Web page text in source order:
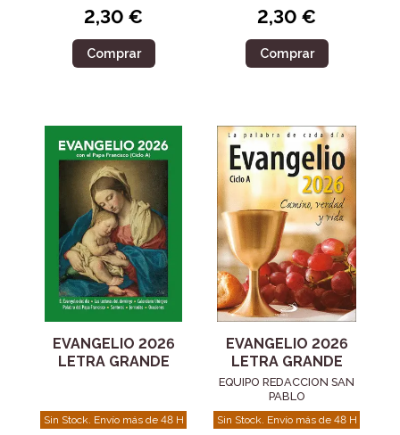
2,30 €
Comprar
2,30 €
Comprar
EVANGELIO 2026
LETRA GRANDE
Sin Stock. Envío más de 48 H
EVANGELIO 2026
LETRA GRANDE
EQUIPO REDACCION SAN
PABLO
Sin Stock. Envío más de 48 H